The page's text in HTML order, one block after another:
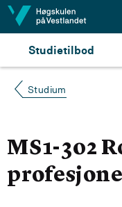
Hopp til innhald
Studietilbod
Studium
MS1-302